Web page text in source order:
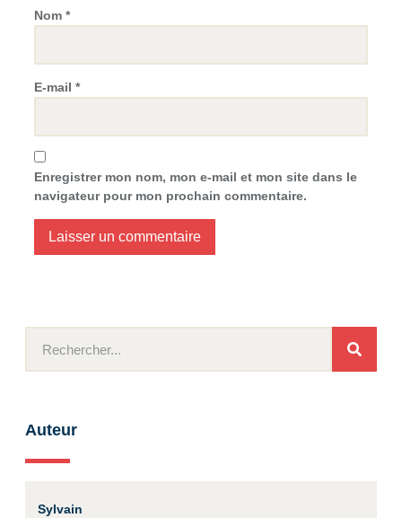
Nom *
E-mail *
Enregistrer mon nom, mon e-mail et mon site dans le
navigateur pour mon prochain commentaire.
Auteur
Sylvain